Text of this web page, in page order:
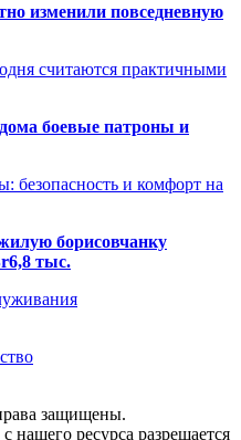
изменили повседневную
считаются практичными
боевые патроны и
безопасность и комфорт на
борисовчанку
тыс.
защищены.
нашего ресурса разрешается